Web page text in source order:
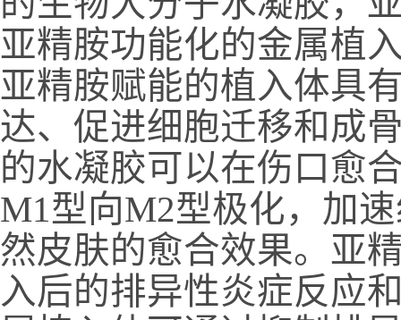
亚精胺功能化的金属植
亚精胺赋能的植入体具
达、促进细胞迁移和成
的水凝胶可以在伤口愈
M1型向M2型极化，加
然皮肤的愈合效果。亚
入后的排异性炎症反应